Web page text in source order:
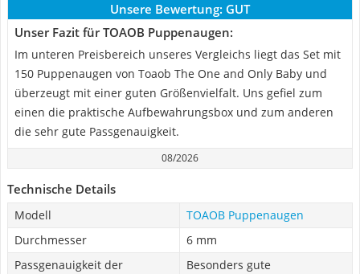
Unsere Bewertung: GUT
Unser Fazit für TOAOB Puppenaugen:
Im unteren Preisbereich unseres Vergleichs liegt das Set mit
150 Puppenaugen von Toaob The One and Only Baby und
überzeugt mit einer guten Größenvielfalt. Uns gefiel zum
einen die praktische Aufbewahrungsbox und zum anderen
die sehr gute Passgenauigkeit.
08/2026
Technische Details
Modell
TOAOB Puppenaugen
Durchmesser
6 mm
Passgenauigkeit der
Besonders gute